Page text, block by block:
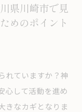
県川崎市で見
めのポイント
れていますか？神
心して活動を進め
きなカギとなりま